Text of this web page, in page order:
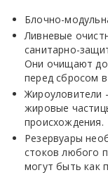
Блочно-
Ливневые
санитарно-
Они очищают
перед сбросом
Жироуловители
жировые
происхождения.
Резервуары
стоков любого
могут быть как